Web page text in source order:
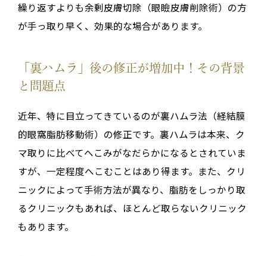
繰り返すよりも余剰皮膚切除（眼瞼皮膚削除術）の方
が手っ取り早く、効果的な場合があります。
「裏ハムラ」後の修正が増加中！その背景
と問題点
近年、特に目立ってきているのが裏ハムラ法（経結膜
的眼窩脂肪移動術）の修正です。裏ハムラは本来、ク
マ取りに比べてへこみがなだらかになるとされていま
すが、一定程度へこむことはあり得ます。また、クリ
ニックによって手術方法が異なり、 脂肪をしっかり取
るクリニックもあれば、ほとんど取らないクリニック
もあります。